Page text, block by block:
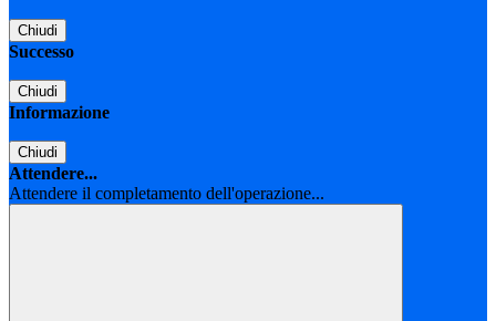
Chiudi
Successo
Chiudi
Informazione
Chiudi
Attendere...
Attendere il completamento dell'operazione...